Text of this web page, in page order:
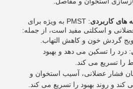
های کاربردی
: PMST به ویژه برای
و اسکلتی مفید است، از جمله:
گردش خون و کاهش التهاب.
: درد را تسکین می دهد و بهبود
را تسریع می کند.
فشار عضلانی، آسیب استخوان و
و روند بهبود را تسریع می کند.